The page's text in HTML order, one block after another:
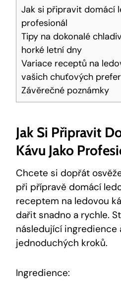
Jak si připravit domácí
profesionál
Tipy na dokonalé
horké letní dny
Variace receptů na
vašich chuťových
Závěrečné poznámky
Jak Si Připravit
Kávu Jako
Chcete si dopřát
při přípravě domácí
receptem na ledovou
dařit snadno a rychle.
následující ingredience
jednoduchých kroků.
Ingredience: